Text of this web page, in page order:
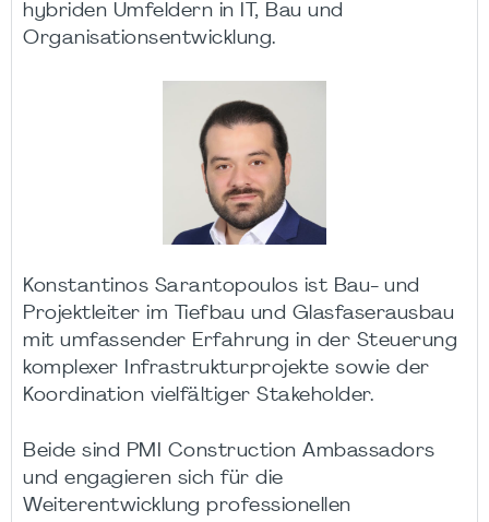
hybriden Umfeldern in IT, Bau und
Organisationsentwicklung.
Konstantinos Sarantopoulos ist Bau- und
Projektleiter im Tiefbau und Glasfaserausbau
mit umfassender Erfahrung in der Steuerung
komplexer Infrastrukturprojekte sowie der
Koordination vielfältiger Stakeholder.
Beide sind PMI Construction Ambassadors
und engagieren sich für die
Weiterentwicklung professionellen